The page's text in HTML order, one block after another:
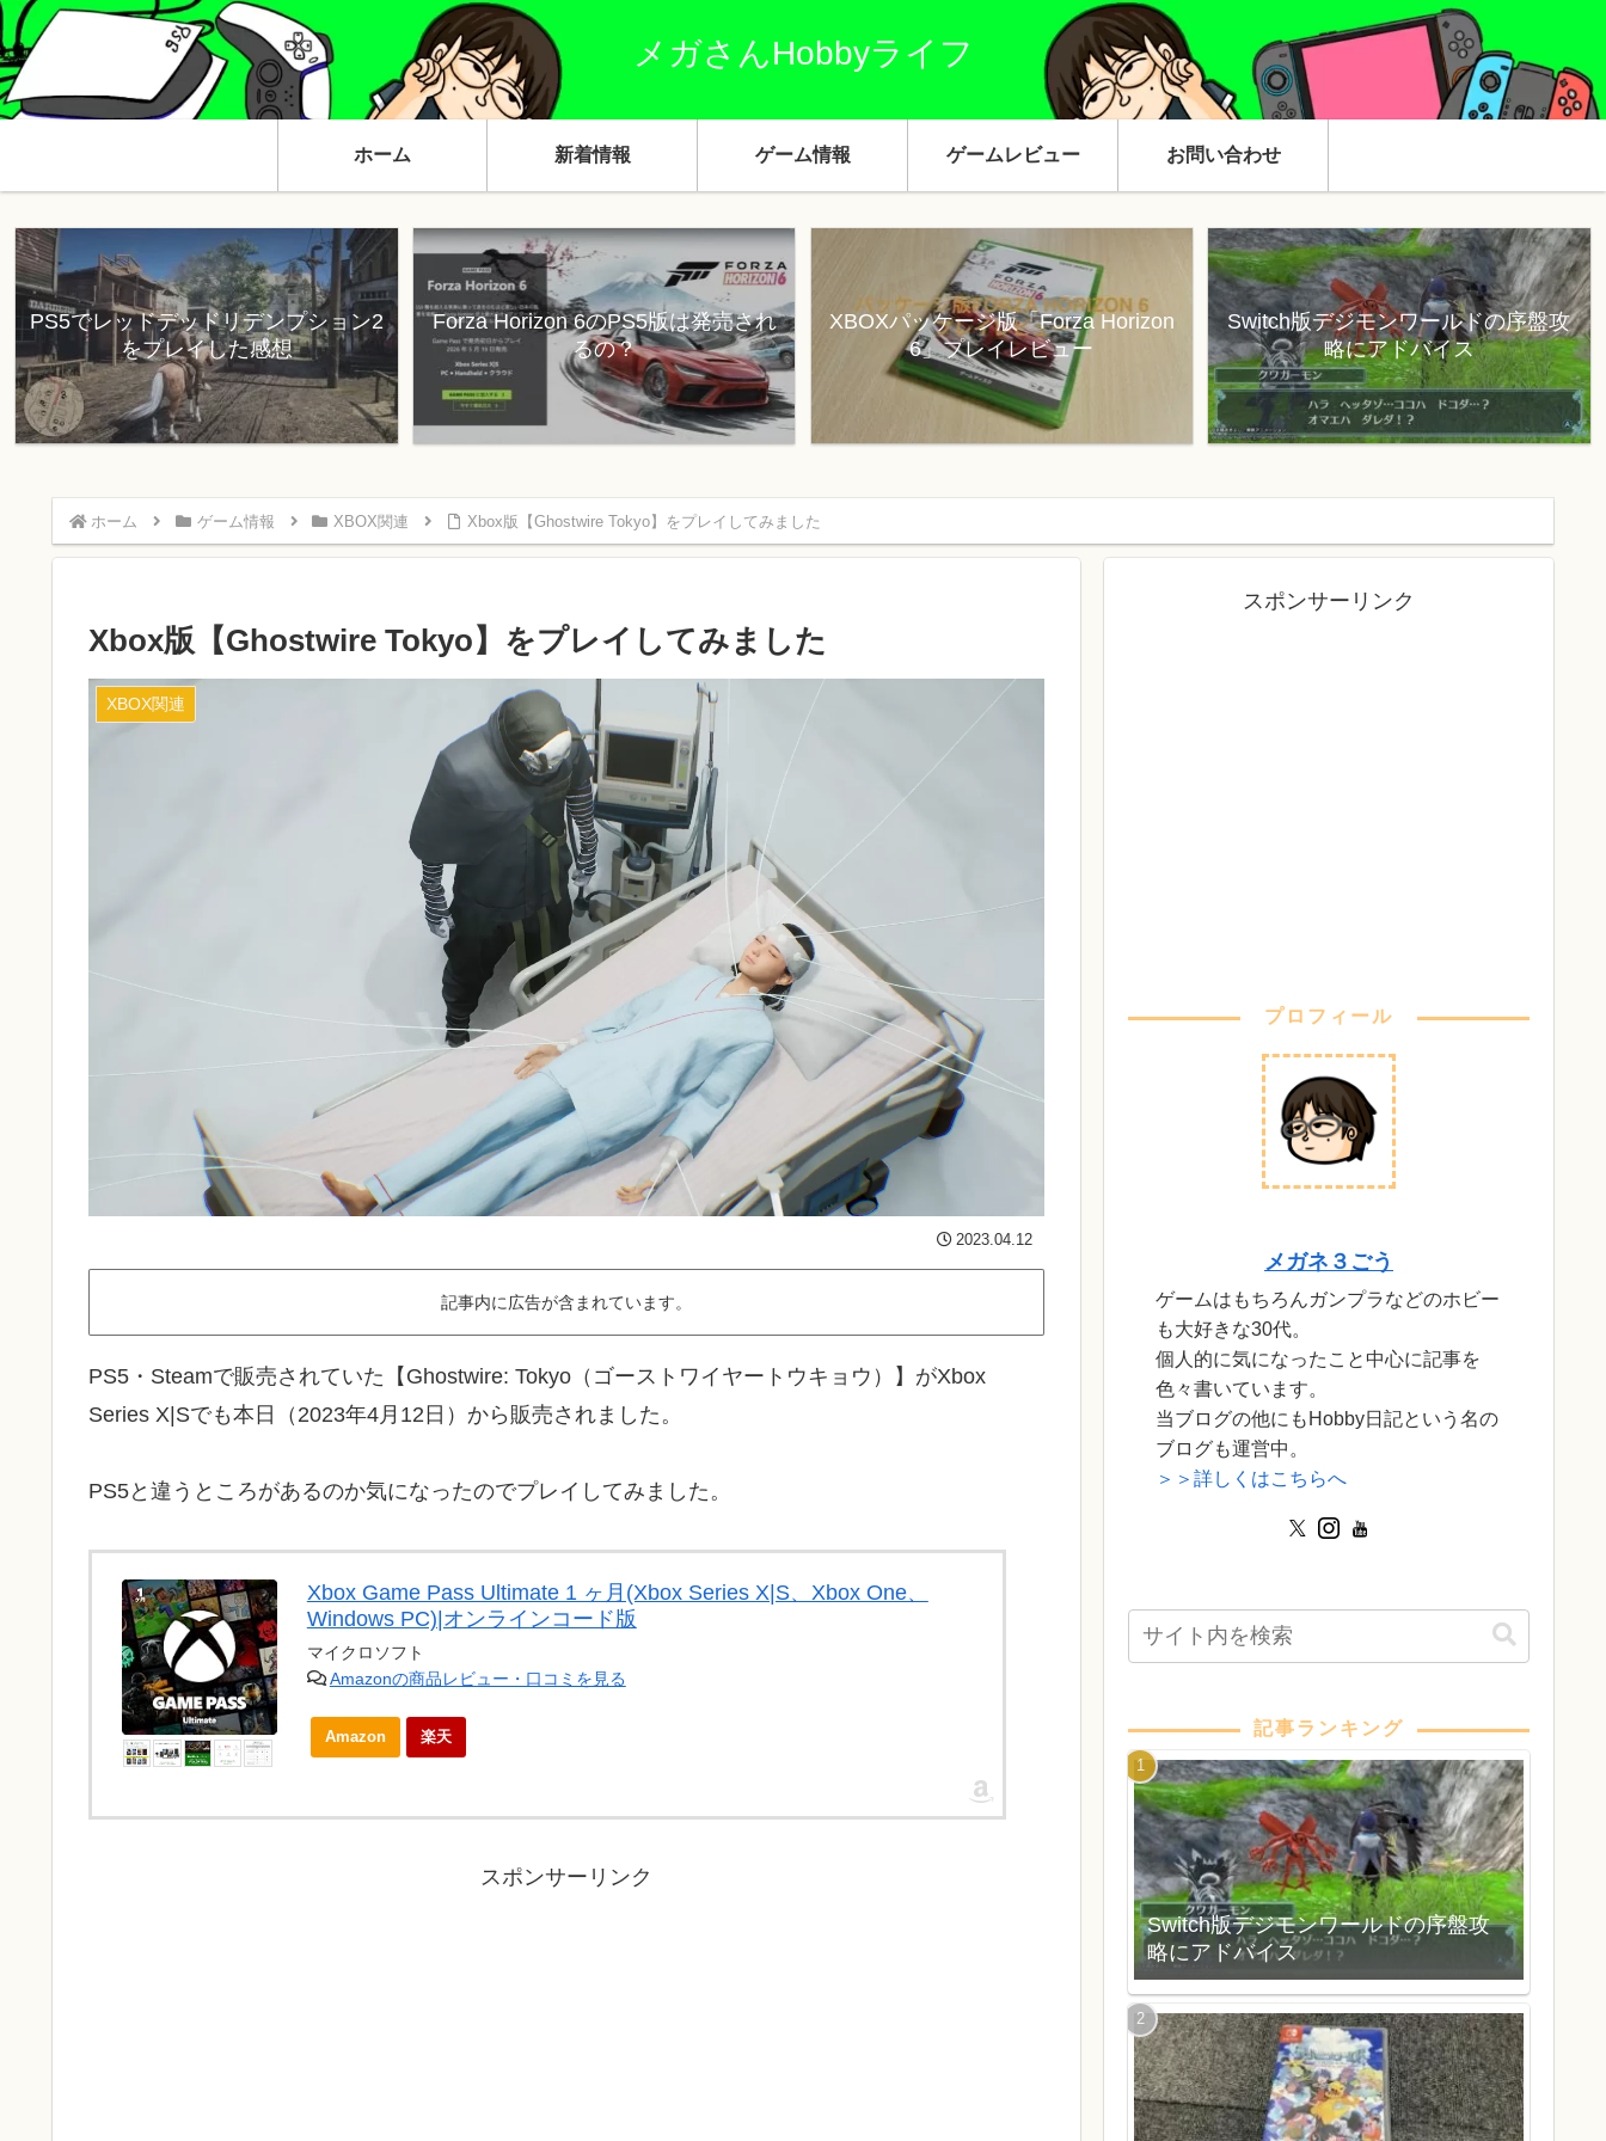
メガさんHobbyライフ
ホーム 新着情報 ゲーム情報 ゲームレビュー お問い合わせ
PS5でレッドデッドリデンプション2
をプレイした感想
Forza Horizon 6のPS5版は発売され
るの？
XBOXパッケージ版「Forza Horizon
6」プレイレビュー
Switch版デジモンワールドの序盤攻
略にアドバイス
ホーム ゲーム情報 XBOX関連 Xbox版【Ghostwire Tokyo】をプレイしてみました
Xbox版【Ghostwire Tokyo】をプレイしてみました
XBOX関連
2023.04.12
記事内に広告が含まれています。
PS5・Steamで販売されていた【Ghostwire: Tokyo（ゴーストワイヤートウキョウ）】がXbox
Series X|Sでも本日（2023年4月12日）から販売されました。
PS5と違うところがあるのか気になったのでプレイしてみました。
Xbox Game Pass Ultimate 1 ヶ月(Xbox Series X|S、Xbox One、
Windows PC)|オンラインコード版
マイクロソフト
Amazonの商品レビュー・口コミを見る
Amazon 楽天
スポンサーリンク
スポンサーリンク
プロフィール
メガネ３ごう
ゲームはもちろんガンプラなどのホビー
も大好きな30代。
個人的に気になったこと中心に記事を
色々書いています。
当ブログの他にもHobby日記という名の
ブログも運営中。
＞＞詳しくはこちらへ
記事ランキング
Switch版デジモンワールドの序盤攻
略にアドバイス